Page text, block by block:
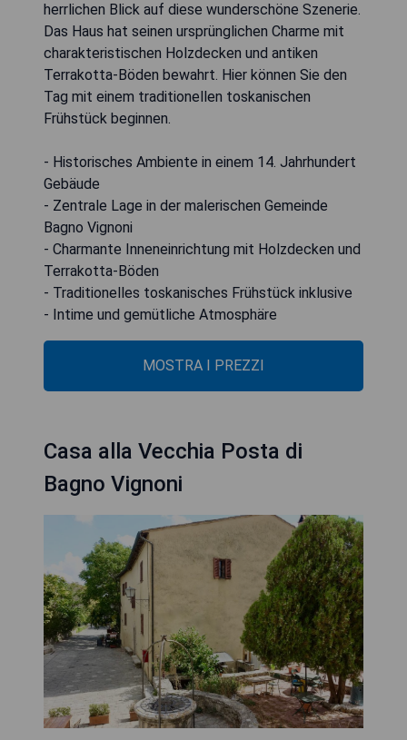
herrlichen Blick auf diese wunderschöne Szenerie.
Das Haus hat seinen ursprünglichen Charme mit
charakteristischen Holzdecken und antiken
Terrakotta-Böden bewahrt. Hier können Sie den
Tag mit einem traditionellen toskanischen
Frühstück beginnen.
- Historisches Ambiente in einem 14. Jahrhundert
Gebäude
- Zentrale Lage in der malerischen Gemeinde
Bagno Vignoni
- Charmante Inneneinrichtung mit Holzdecken und
Terrakotta-Böden
- Traditionelles toskanisches Frühstück inklusive
- Intime und gemütliche Atmosphäre
MOSTRA I PREZZI
Casa alla Vecchia Posta di
Bagno Vignoni